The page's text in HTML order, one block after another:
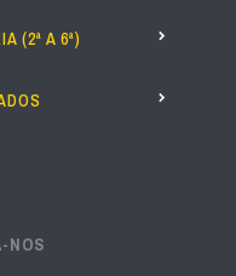
(2ª A 6ª)
NOS